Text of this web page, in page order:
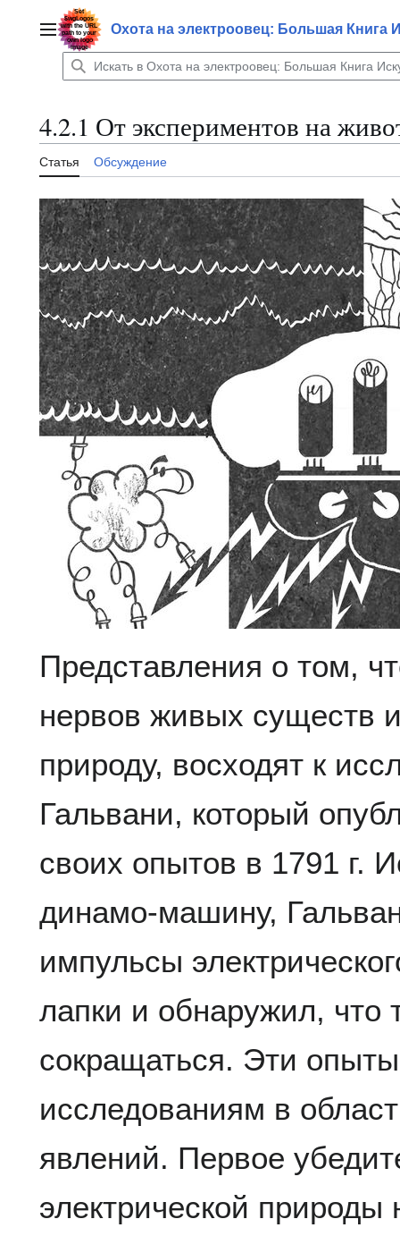
содержаниюГлавное менюОхота на электроовец: Большая Книга
4.2.1 От экспериментов на
Статья Обсуждение
Представления о том,
нервов живых существ
природу, восходят к
Гальвани, который
своих опытов в 1791 г.
динамо-машину,
импульсы
лапки и обнаружил, что
сокращаться. Эти
исследованиям в
явлений. Первое
электрической